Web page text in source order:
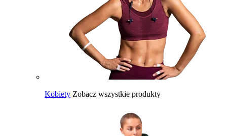
Kobiety Zobacz wszystkie produkty